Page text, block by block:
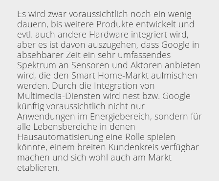
Es wird zwar voraussichtlich noch ein wenig
dauern, bis weitere Produkte entwickelt und
evtl. auch andere Hardware integriert wird,
aber es ist davon auszugehen, dass Google in
absehbarer Zeit ein sehr umfassendes
Spektrum an Sensoren und Aktoren anbieten
wird, die den Smart Home-Markt aufmischen
werden. Durch die Integration von
Multimedia-Diensten wird nest bzw. Google
künftig voraussichtlich nicht nur
Anwendungen im Energiebereich, sondern für
alle Lebensbereiche in denen
Hausautomatisierung eine Rolle spielen
könnte, einem breiten Kundenkreis verfügbar
machen und sich wohl auch am Markt
etablieren.